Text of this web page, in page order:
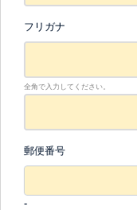
フリガナ
全角で入力してください。
郵便番号
-